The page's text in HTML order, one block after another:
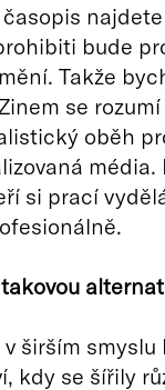
bude
Takže
se
oběh
si prací
v širším
kdy se šířily